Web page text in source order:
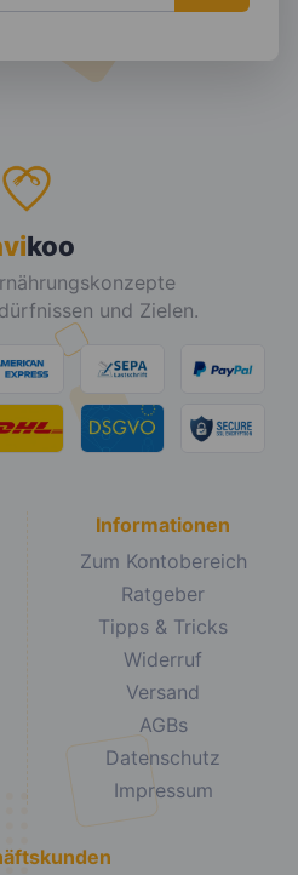
koo
und Zielen.
Informationen
Zum Kontobereich
Ratgeber
Tipps & Tricks
Widerruf
Versand
AGBs
Datenschutz
Impressum